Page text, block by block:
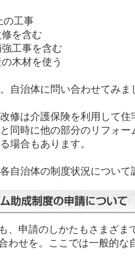
の工事
を含む
工事を含む
木材を使う
自治体に問い合わせてみま
修は介護保険を利用して住
同時に他の部分のリフォ
場合もあります。
自治体の制度状況について
、申請のしかたもさまざま
わせを。ここでは一般的な